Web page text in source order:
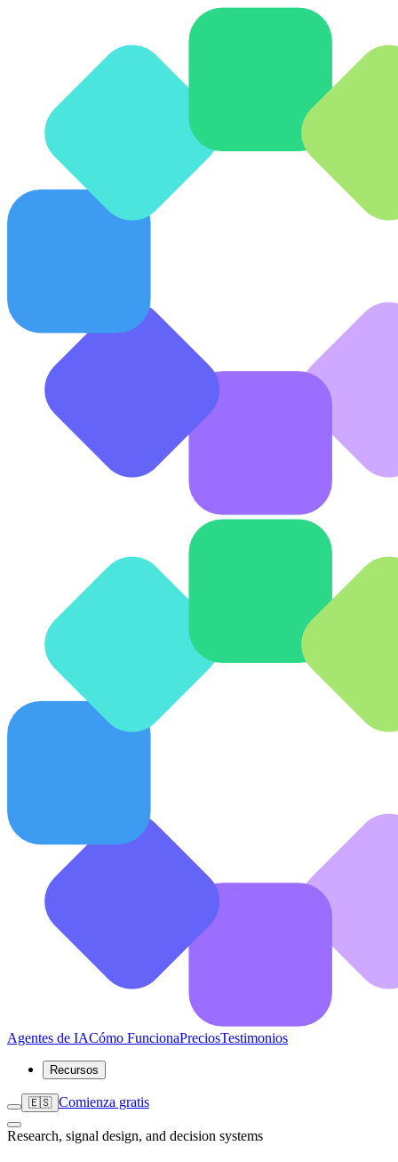
Agentes de IACómo FuncionaPreciosTestimonios
Recursos
🇪🇸 Comienza gratis
Research, signal design, and decision systems